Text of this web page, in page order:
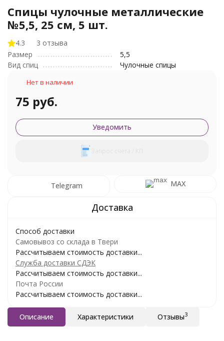
Спицы чулочные металлические
№5,5, 25 см, 5 шт.
4.3
3 отзыва
Размер
5,5
Вид спиц
Чулочные спицы
Нет в наличии
75 руб.
Уведомить
Telegram MAX
Способ доставки
Самовывоз со склада в Твери
Рассчитываем стоимость доставки...
Служба доставки СДЭК
Рассчитываем стоимость доставки...
Почта России
Рассчитываем стоимость доставки...
Описание Характеристики Отзывы3